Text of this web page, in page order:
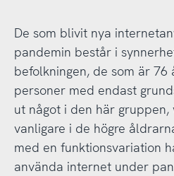
De som blivit nya
pandemin består i
befolkningen, de som är 76
personer med endast
ut något i den här gruppen,
vanligare i de högre
med en funktionsvariation
använda internet under